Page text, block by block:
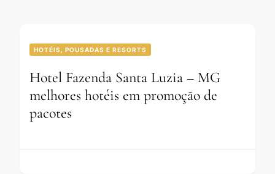
HOTÉIS, POUSADAS E RESORTS
Hotel Fazenda Santa Luzia – MG
melhores hotéis em promoção de
pacotes